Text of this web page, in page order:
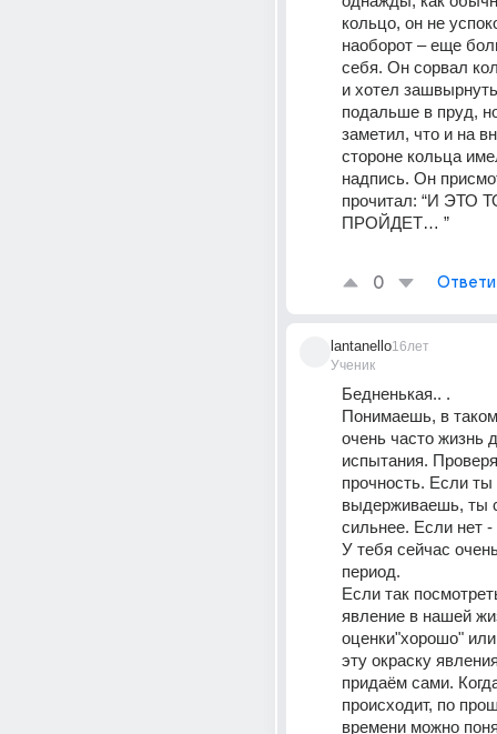
кольцо, он не
наоборот – еще
себя. Он сорвал
и хотел
подальше в пруд,
заметил, что и на
стороне кольца
надпись. Он
прочитал: “И ЭТО
ПРОЙДЕТ… ”
0
lantanello
Ученик
16лет
Бедненькая.. .
Понимаешь, в
очень часто жизнь
испытания.
прочность. Если ты
выдерживаешь, ты
сильнее. Если нет
У тебя сейчас
период.
Если так
явление в нашей
оценки"хорошо"
эту окраску
придаём сами.
происходит, по
времени можно